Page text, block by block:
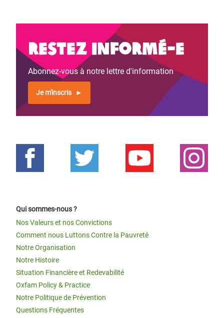
Restez informé-e
Abonnez-vous à notre lettre d'information
Je m'inscris
Qui sommes-nous ?
Nos Valeurs et nos Convictions
Comment nous Luttons Contre la Pauvreté
Notre Organisation
Notre Histoire
Situation Financière et Redevabilité
Oxfam Policy & Practice
Notre Politique de Prévention
Questions Fréquentes